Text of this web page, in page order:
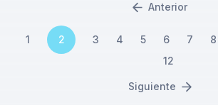
Anterior
1 2 3 4 5 6 7 8
12
Siguiente